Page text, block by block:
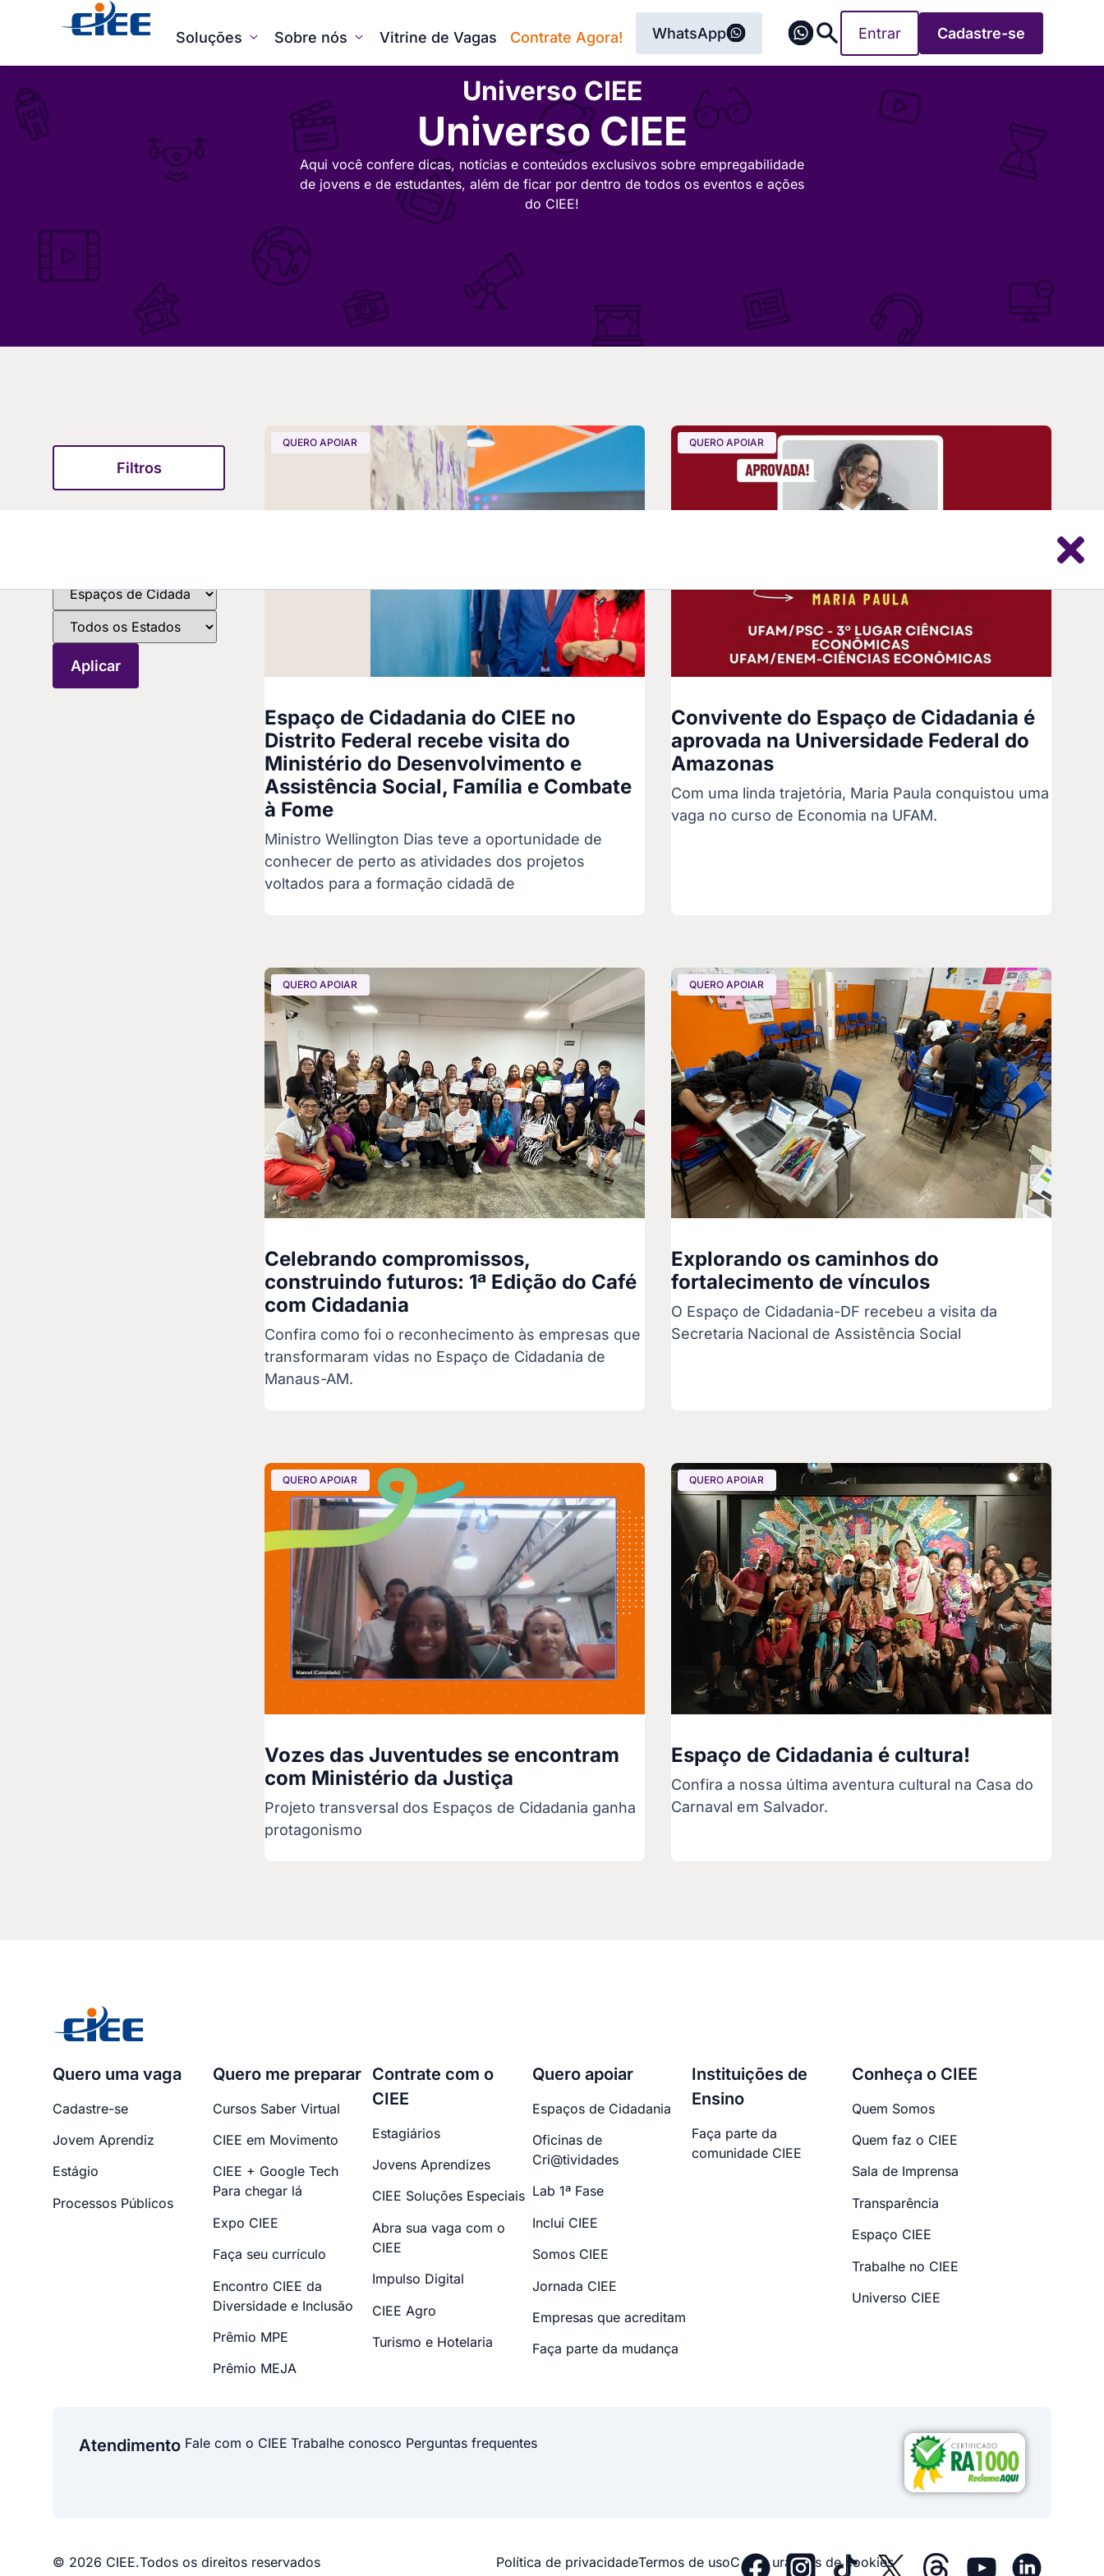
Soluções Sobre nós Vitrine de Vagas Contrate Agora! WhatsApp Entrar Cadastre-se
Universo CIEE
Universo CIEE
Aqui você confere dicas, notícias e conteúdos exclusivos sobre empregabilidade
de jovens e de estudantes, além de ficar por dentro de todos os eventos e ações
do CIEE!
Filtros
QUERO APOIAR
Espaço de Cidadania do CIEE no
Distrito Federal recebe visita do
Ministério do Desenvolvimento e
Assistência Social, Família e Combate
à Fome
Ministro Wellington Dias teve a oportunidade de
conhecer de perto as atividades dos projetos
voltados para a formação cidadã de
QUERO APOIAR
Convivente do Espaço de Cidadania é
aprovada na Universidade Federal do
Amazonas
Com uma linda trajetória, Maria Paula conquistou uma
vaga no curso de Economia na UFAM.
QUERO APOIAR
Celebrando compromissos,
construindo futuros: 1ª Edição do Café
com Cidadania
Confira como foi o reconhecimento às empresas que
transformaram vidas no Espaço de Cidadania de
Manaus-AM.
QUERO APOIAR
Explorando os caminhos do
fortalecimento de vínculos
O Espaço de Cidadania-DF recebeu a visita da
Secretaria Nacional de Assistência Social
QUERO APOIAR
Vozes das Juventudes se encontram
com Ministério da Justiça
Projeto transversal dos Espaços de Cidadania ganha
protagonismo
QUERO APOIAR
Espaço de Cidadania é cultura!
Confira a nossa última aventura cultural na Casa do
Carnaval em Salvador.
Quero uma vaga
Cadastre-se
Jovem Aprendiz
Estágio
Processos Públicos
Quero me preparar
Cursos Saber Virtual
CIEE em Movimento
CIEE + Google Tech
Para chegar lá
Expo CIEE
Faça seu currículo
Encontro CIEE da
Diversidade e Inclusão
Prêmio MPE
Prêmio MEJA
Contrate com o
CIEE
Estagiários
Jovens Aprendizes
CIEE Soluções Especiais
Abra sua vaga com o
CIEE
Impulso Digital
CIEE Agro
Turismo e Hotelaria
Quero apoiar
Espaços de Cidadania
Oficinas de
Cri@tividades
Lab 1ª Fase
Inclui CIEE
Somos CIEE
Jornada CIEE
Empresas que acreditam
Faça parte da mudança
Instituições de
Ensino
Faça parte da
comunidade CIEE
Conheça o CIEE
Quem Somos
Quem faz o CIEE
Sala de Imprensa
Transparência
Espaço CIEE
Trabalhe no CIEE
Universo CIEE
Atendimento Fale com o CIEE Trabalhe conosco Perguntas frequentes
© 2026 CIEE.Todos os direitos reservados Política de privacidadeTermos de usoConfigurações de cookies